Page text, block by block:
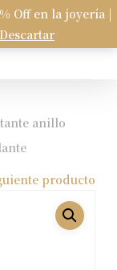
Off en la joyería |
Descartar
Cart
anillo
producto